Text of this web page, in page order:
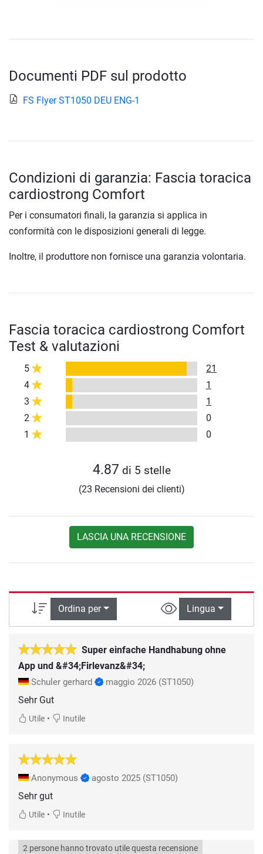
Documenti PDF sul prodotto
FS Flyer ST1050 DEU ENG-1
Condizioni di garanzia: Fascia toracica
cardiostrong Comfort
Per i consumatori finali, la garanzia si applica in
conformità con le disposizioni generali di legge.
Inoltre, il produttore non fornisce una garanzia volontaria.
Fascia toracica cardiostrong Comfort
Test & valutazioni
5
21
4
1
3
1
2
0
1
0
4.87 di 5 stelle
(23 Recensioni dei clienti)
LASCIA UNA RECENSIONE
Ordina per Lingua
Super einfache Handhabung ohne
App und &#34;Firlevanz&#34;
Schuler gerhard maggio 2026 (ST1050)
Sehr Gut
Utile • Inutile
Anonymous agosto 2025 (ST1050)
Sehr gut
Utile • Inutile
2 persone hanno trovato utile questa recensione